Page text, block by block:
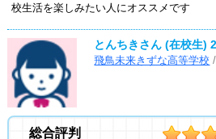
校生活を楽しみたい人にオススメです
とんちきさん (在校生)
飛鳥未来きずな高等学校
総合評判